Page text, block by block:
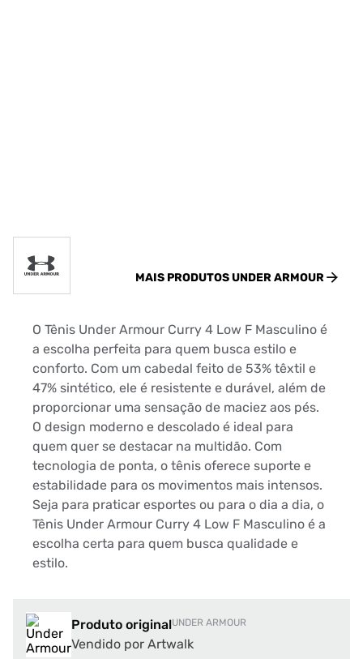
MAIS PRODUTOSUNDER ARMOUR
O Tênis Under Armour Curry 4 Low F Masculino é
a escolha perfeita para quem busca estilo e
conforto. Com um cabedal feito de 53% têxtil e
47% sintético, ele é resistente e durável, além de
proporcionar uma sensação de maciez aos pés.
O design moderno e descolado é ideal para
quem quer se destacar na multidão. Com
tecnologia de ponta, o tênis oferece suporte e
estabilidade para os movimentos mais intensos.
Seja para praticar esportes ou para o dia a dia, o
Tênis Under Armour Curry 4 Low F Masculino é a
escolha certa para quem busca qualidade e
estilo.
Produto originalUNDER ARMOUR
Vendido por Artwalk